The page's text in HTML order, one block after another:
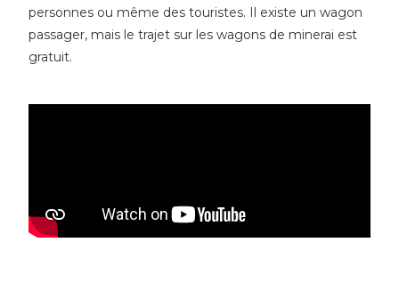
personnes ou même des touristes. Il existe un wagon
passager, mais le trajet sur les wagons de minerai est
gratuit.